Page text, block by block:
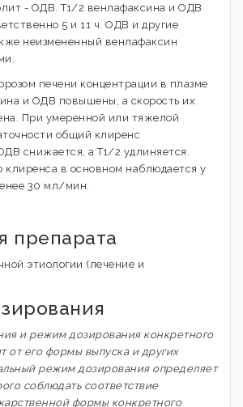
- ОДВ. T1/2 венлафаксина и ОДВ
5 и 11 ч. ОДВ и другие
неизмененный венлафаксин
печени концентрации в плазме
и ОДВ повышены, а скорость их
При умеренной или тяжелой
общий клиренс
снижается, а T1/2 удлиняется.
в основном наблюдается у
30 мл/мин.
препарата
этиологии (лечение и
и режим дозирования конкретного
от его формы выпуска и других
режим дозирования определяет
соблюдать соответствие
формы конкретного